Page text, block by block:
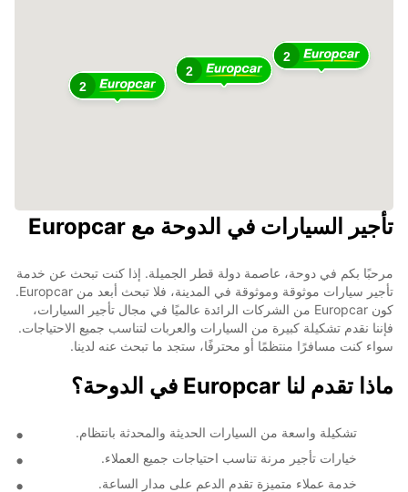
2
2
2
تأجير السيارات في الدوحة مع Europcar
مرحبًا بكم في دوحة، عاصمة دولة قطر الجميلة. إذا كنت تبحث عن خدمة
تأجير سيارات موثوقة وموثوقة في المدينة، فلا تبحث أبعد من Europcar.
كون Europcar من الشركات الرائدة عالميًا في مجال تأجير السيارات،
فإننا نقدم تشكيلة كبيرة من السيارات والعربات لتناسب جميع الاحتياجات.
سواء كنت مسافرًا منتظمًا أو محترفًا، ستجد ما تبحث عنه لدينا.
ماذا تقدم لنا Europcar في الدوحة؟
تشكيلة واسعة من السيارات الحديثة والمحدثة بانتظام.
خيارات تأجير مرنة تناسب احتياجات جميع العملاء.
خدمة عملاء متميزة تقدم الدعم على مدار الساعة.